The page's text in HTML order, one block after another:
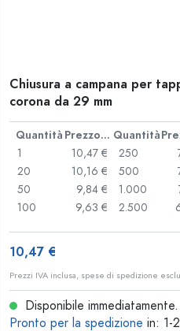
Chiusura a campana per
corona da 29 mm
Quantità Prezzo cad. Quantità
1
10,47 €
20
10,16 €
50
9,84 €
100
9,63 €
250
500
1.000
2.500
10,47 €
Prezzi IVA inclusa, spese di spedizione
Disponibile immediatamente.
Pronto per la spedizione in: 1-